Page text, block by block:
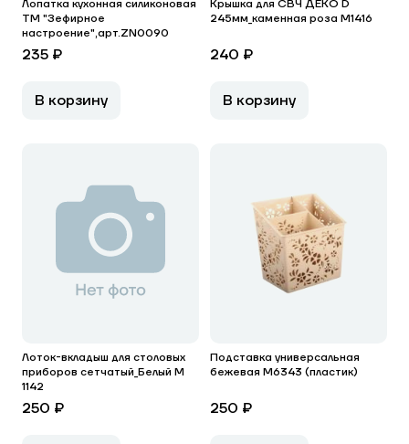
Лопатка кухонная силиконовая
ТМ "Зефирное
настроение",арт.ZN0090
235 ₽
В корзину
Крышка для СВЧ ДЕКО D
245мм_каменная роза М1416
240 ₽
В корзину
Лоток-вкладыш для столовых
приборов сетчатый_Белый М
1142
250 ₽
Подставка универсальная
бежевая М6343 (пластик)
250 ₽